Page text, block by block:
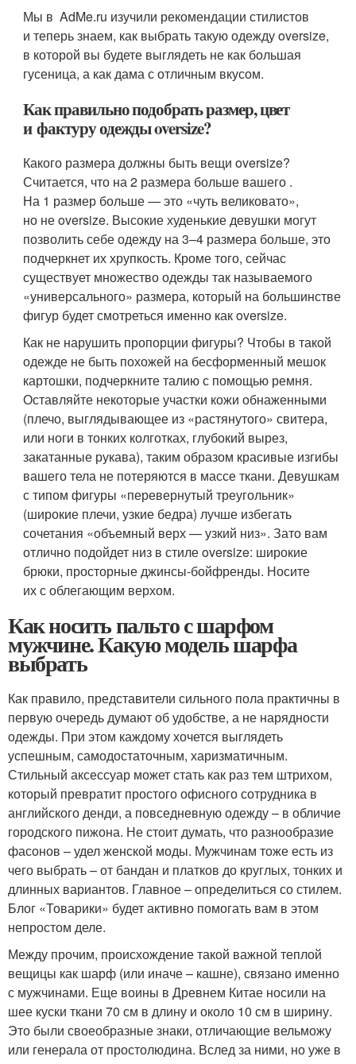
Мы в AdMe.ru изучили рекомендации стилистов
и теперь знаем, как выбрать такую одежду oversize,
в которой вы будете выглядеть не как большая
гусеница, а как дама с отличным вкусом.
Как правильно подобрать размер, цвет
и фактуру одежды oversize?
Какого размера должны быть вещи oversize?
Считается, что на 2 размера больше вашего .
На 1 размер больше — это «чуть великовато»,
но не oversize. Высокие худенькие девушки могут
позволить себе одежду на 3–4 размера больше, это
подчеркнет их хрупкость. Кроме того, сейчас
существует множество одежды так называемого
«универсального» размера, который на большинстве
фигур будет смотреться именно как oversize.
Как не нарушить пропорции фигуры? Чтобы в такой
одежде не быть похожей на бесформенный мешок
картошки, подчеркните талию с помощью ремня.
Оставляйте некоторые участки кожи обнаженными
(плечо, выглядывающее из «растянутого» свитера,
или ноги в тонких колготках, глубокий вырез,
закатанные рукава), таким образом красивые изгибы
вашего тела не потеряются в массе ткани. Девушкам
с типом фигуры «перевернутый треугольник»
(широкие плечи, узкие бедра) лучше избегать
сочетания «объемный верх — узкий низ». Зато вам
отлично подойдет низ в стиле oversize: широкие
брюки, просторные джинсы-бойфренды. Носите
их с облегающим верхом.
Как носить пальто с шарфом
мужчине. Какую модель шарфа
выбрать
Как правило, представители сильного пола практичны в
первую очередь думают об удобстве, а не нарядности
одежды. При этом каждому хочется выглядеть
успешным, самодостаточным, харизматичным.
Стильный аксессуар может стать как раз тем штрихом,
который превратит простого офисного сотрудника в
английского денди, а повседневную одежду – в обличие
городского пижона. Не стоит думать, что разнообразие
фасонов – удел женской моды. Мужчинам тоже есть из
чего выбрать – от бандан и платков до круглых, тонких и
длинных вариантов. Главное – определиться со стилем.
Блог «Товарики» будет активно помогать вам в этом
непростом деле.
Между прочим, происхождение такой важной теплой
вещицы как шарф (или иначе – кашне), связано именно
с мужчинами. Еще воины в Древнем Китае носили на
шее куски ткани 70 см в длину и около 10 см в ширину.
Это были своеобразные знаки, отличающие вельможу
или генерала от простолюдина. Вслед за ними, но уже в